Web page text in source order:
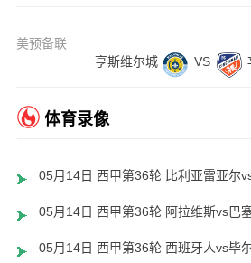
美预备联
亨斯维尔城
VS
体育录像
05月14日 西甲第36轮 比利亚雷亚尔
05月14日 西甲第36轮 阿拉维斯vs巴
05月14日 西甲第36轮 西班牙人vs毕